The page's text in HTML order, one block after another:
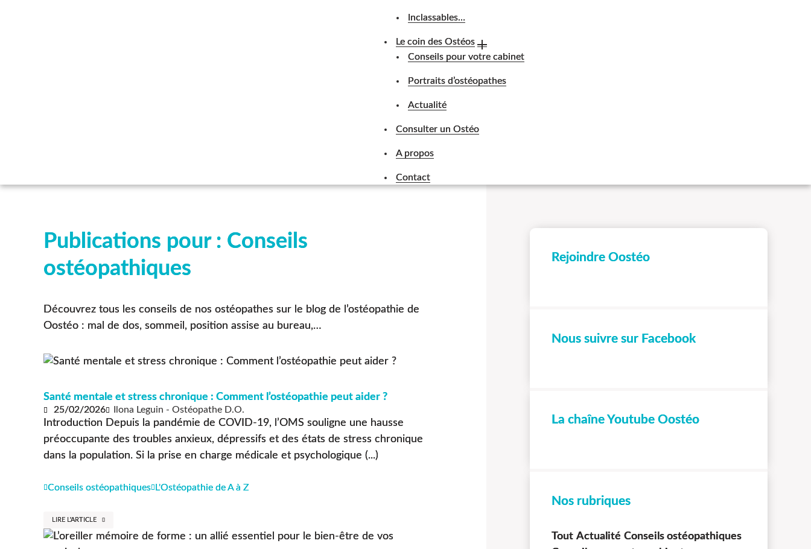
Inclassables…
Le coin des Ostéos
Conseils pour votre cabinet
Portraits d’ostéopathes
Actualité
Consulter un Ostéo
A propos
Contact
Publications pour : Conseils
ostéopathiques
Découvrez tous les conseils de nos ostéopathes sur le blog de l’ostéopathie de
Oostéo : mal de dos, sommeil, position assise au bureau,…
Santé mentale et stress chronique : Comment l’ostéopathie peut aider ?
25/02/2026 Ilona Leguin - Ostéopathe D.O.
Introduction Depuis la pandémie de COVID-19, l’OMS souligne une hausse
préoccupante des troubles anxieux, dépressifs et des états de stress chronique
dans la population. Si la prise en charge médicale et psychologique (...)
Conseils ostéopathiques L'Ostéopathie de A à Z
LIRE L'ARTICLE
Rejoindre Oostéo
Nous suivre sur Facebook
La chaîne Youtube Oostéo
Nos rubriques
Tout Actualité Conseils ostéopathiques